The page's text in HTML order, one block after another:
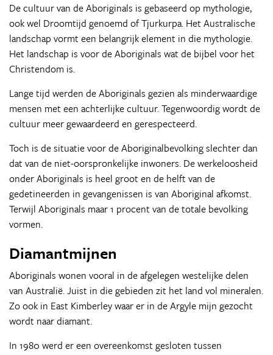
De cultuur van de Aboriginals is gebaseerd op mythologie,
ook wel Droomtijd genoemd of Tjurkurpa. Het Australische
landschap vormt een belangrijk element in die mythologie.
Het landschap is voor de Aboriginals wat de bijbel voor het
Christendom is.
Lange tijd werden de Aboriginals gezien als minderwaardige
mensen met een achterlijke cultuur. Tegenwoordig wordt de
cultuur meer gewaardeerd en gerespecteerd.
Toch is de situatie voor de Aboriginalbevolking slechter dan
dat van de niet-oorspronkelijke inwoners. De werkeloosheid
onder Aboriginals is heel groot en de helft van de
gedetineerden in gevangenissen is van Aboriginal afkomst.
Terwijl Aboriginals maar 1 procent van de totale bevolking
vormen.
Diamantmijnen
Aboriginals wonen vooral in de afgelegen westelijke delen
van Australië. Juist in die gebieden zit het land vol mineralen.
Zo ook in East Kimberley waar er in de Argyle mijn gezocht
wordt naar diamant.
In 1980 werd er een overeenkomst gesloten tussen